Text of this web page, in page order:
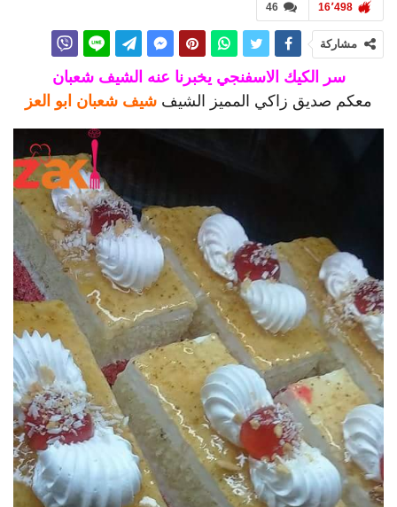
46 16٬498
مشاركة
سر الكيك الاسفنجي يخبرنا عنه الشيف شعبان
معكم صديق زاكي المميز الشيف شيف شعبان ابو العز‎